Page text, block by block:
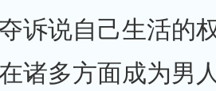
诉说自己生活的
诸多方面成为男